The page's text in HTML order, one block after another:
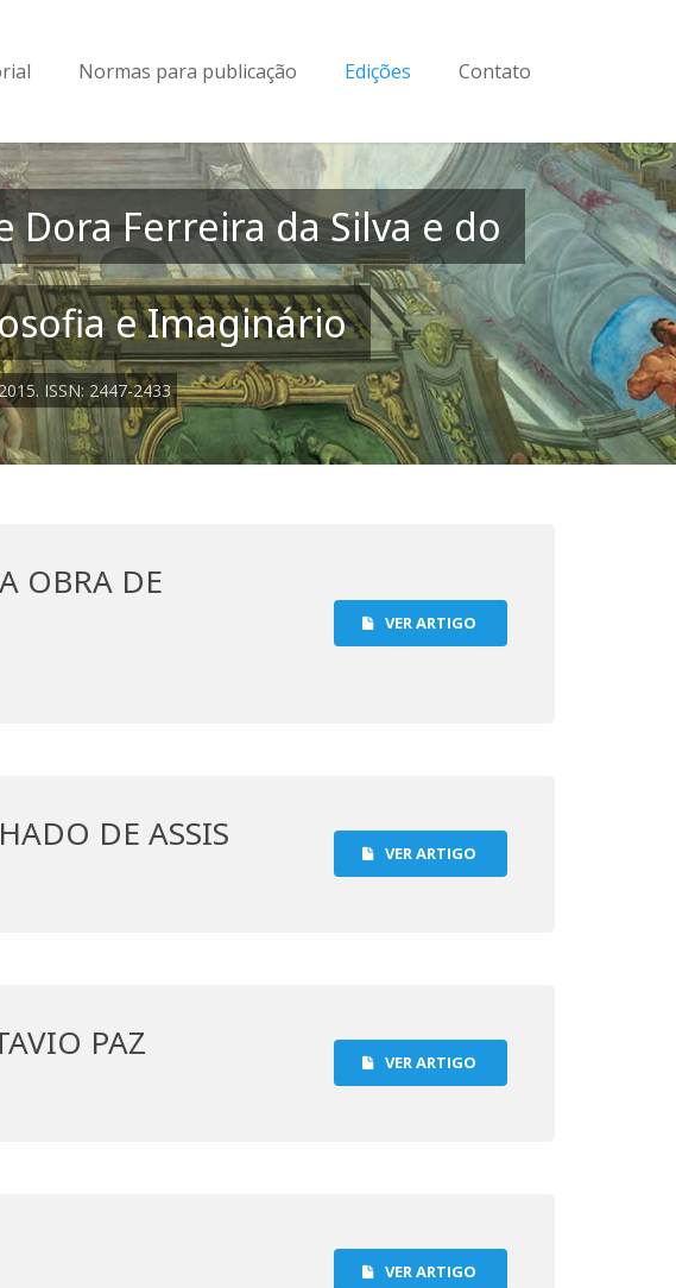
Normas para publicação Edições Contato
Ferreira da Silva e do
e Imaginário
ISSN: 2447-2433
OBRA DE
VER ARTIGO
DE ASSIS VER ARTIGO
PAZ VER ARTIGO
VER ARTIGO